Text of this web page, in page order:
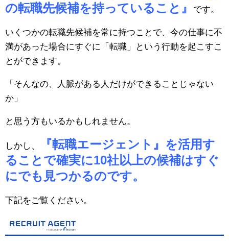
の転職先候補を持っていること』
です。
いくつかの転職先候補を常に持つことで、今の仕事に不
満があった場合にすぐに「転職」という行動を起こすこ
とができます。
「そんなの、人脈がある人だけができることじゃない
か」
と思う方もいるかもしれません。
しかし、
『転職エージェント』を活用す
ることで確実に10社以上の候補はすぐ
にでも見つかるのです。
下記をご覧ください。